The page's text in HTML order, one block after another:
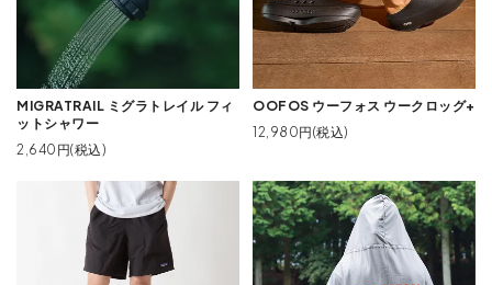
MIGRATRAIL ミグラトレイル フィ
ットシャワー
2,640円(税込)
OOFOS ウーフォス ウークロッグ+
12,980円(税込)